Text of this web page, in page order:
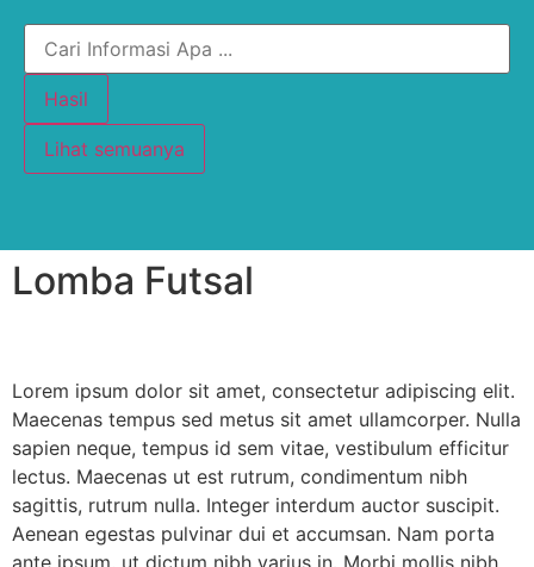
Hasil
Lihat semuanya
Lomba Futsal
Lorem ipsum dolor sit amet, consectetur adipiscing elit.
Maecenas tempus sed metus sit amet ullamcorper. Nulla
sapien neque, tempus id sem vitae, vestibulum efficitur
lectus. Maecenas ut est rutrum, condimentum nibh
sagittis, rutrum nulla. Integer interdum auctor suscipit.
Aenean egestas pulvinar dui et accumsan. Nam porta
ante ipsum, ut dictum nibh varius in. Morbi mollis nibh